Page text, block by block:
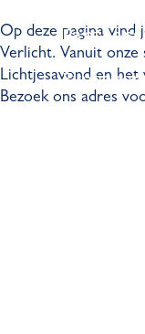
Partners
Op deze pagina vind
Verlicht. Vanuit onze
Lichtjesavond en
Bezoek ons adres